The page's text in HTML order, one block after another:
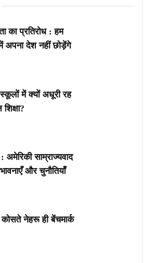
का प्रतिरोध : हम
अपना देश नहीं छोड़ेंगे
स्कूलों में क्यों अधूरी रह
अमेरिकी साम्राज्यवाद
और चुनौतियाँ
नेहरू ही बेंचमार्क